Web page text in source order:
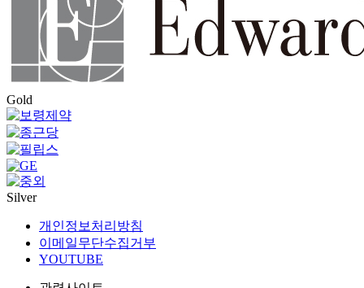
Gold
Silver
개인정보처리방침
이메일무단수집거부
YOUTUBE